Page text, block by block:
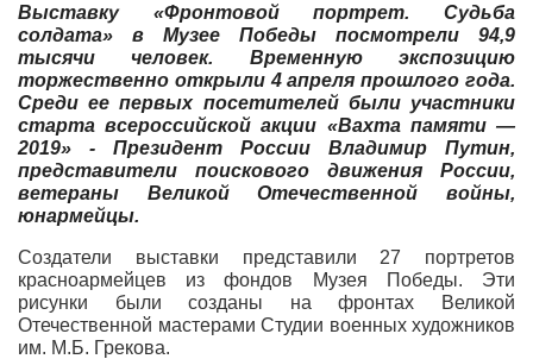
Выставку «Фронтовой портрет. Судьба
солдата» в Музее Победы посмотрели 94,9
тысячи человек. Временную экспозицию
торжественно открыли 4 апреля прошлого года.
Среди ее первых посетителей были участники
старта всероссийской акции «Вахта памяти —
2019» - Президент России Владимир Путин,
представители поискового движения России,
ветераны Великой Отечественной войны,
юнармейцы.
Создатели выставки представили 27 портретов
красноармейцев из фондов Музея Победы. Эти
рисунки были созданы на фронтах Великой
Отечественной мастерами Студии военных художников
им. М.Б. Грекова.